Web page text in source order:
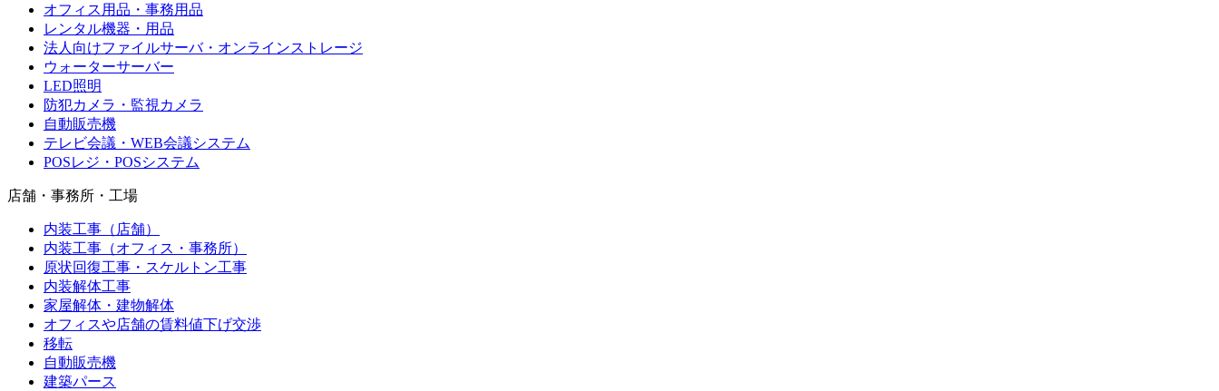
オフィス用品・事務用品
レンタル機器・用品
法人向けファイルサーバ・オンラインストレージ
ウォーターサーバー
LED照明
防犯カメラ・監視カメラ
自動販売機
テレビ会議・WEB会議システム
POSレジ・POSシステム
店舗・事務所・工場
内装工事（店舗）
内装工事（オフィス・事務所）
原状回復工事・スケルトン工事
内装解体工事
家屋解体・建物解体
オフィスや店舗の賃料値下げ交渉
移転
自動販売機
建築パース